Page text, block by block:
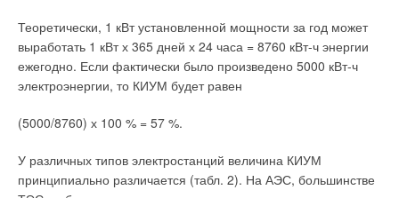
Теоретически, 1 кВт установленной мощности за год может
выработать 1 кВт х 365 дней х 24 часа = 8760 кВт-ч энергии
ежегодно. Если фактически было произведено 5000 кВт-ч
электроэнергии, то КИУМ будет равен
(5000/8760) х 100 % = 57 %.
У различных типов электростанций величина КИУМ
принципиально различается (табл. 2). На АЭС, большинстве